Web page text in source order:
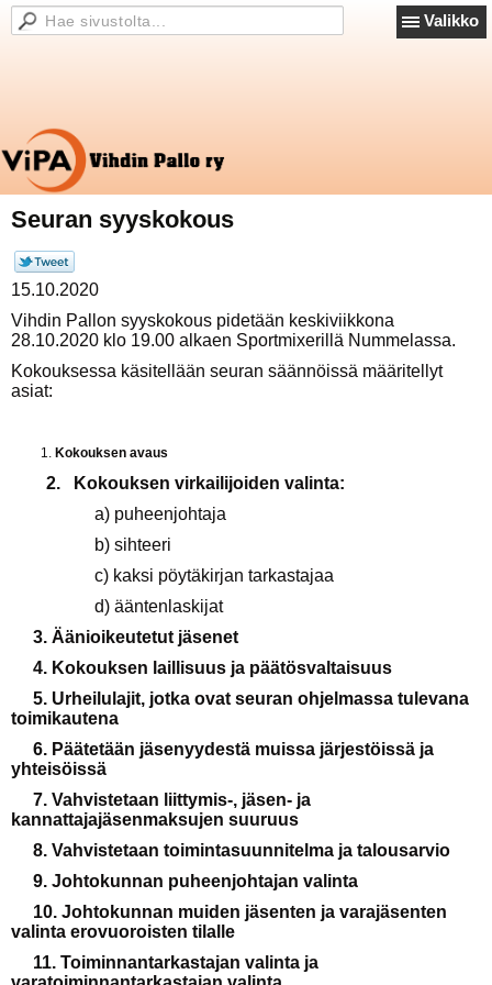
Valikko
Seuran syyskokous
15.10.2020
Vihdin Pallon syyskokous pidetään keskiviikkona
28.10.2020 klo 19.00 alkaen Sportmixerillä Nummelassa.
Kokouksessa käsitellään seuran säännöissä määritellyt
asiat:
Kokouksen avaus
2. Kokouksen virkailijoiden valinta:
a) puheenjohtaja
b) sihteeri
c) kaksi pöytäkirjan tarkastajaa
d) ääntenlaskijat
3. Äänioikeutetut jäsenet
4. Kokouksen laillisuus ja päätösvaltaisuus
5. Urheilulajit, jotka ovat seuran ohjelmassa tulevana
toimikautena
6. Päätetään jäsenyydestä muissa järjestöissä ja
yhteisöissä
7. Vahvistetaan liittymis-, jäsen- ja
kannattajajäsenmaksujen suuruus
8. Vahvistetaan toimintasuunnitelma ja talousarvio
9. Johtokunnan puheenjohtajan valinta
10. Johtokunnan muiden jäsenten ja varajäsenten
valinta erovuoroisten tilalle
11. Toiminnantarkastajan valinta ja